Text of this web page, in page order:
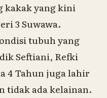
kakak yang kini
3 Suwawa.
tubuh yang
Seftiani, Refki
4 Tahun juga lahir
tidak ada kelainan.